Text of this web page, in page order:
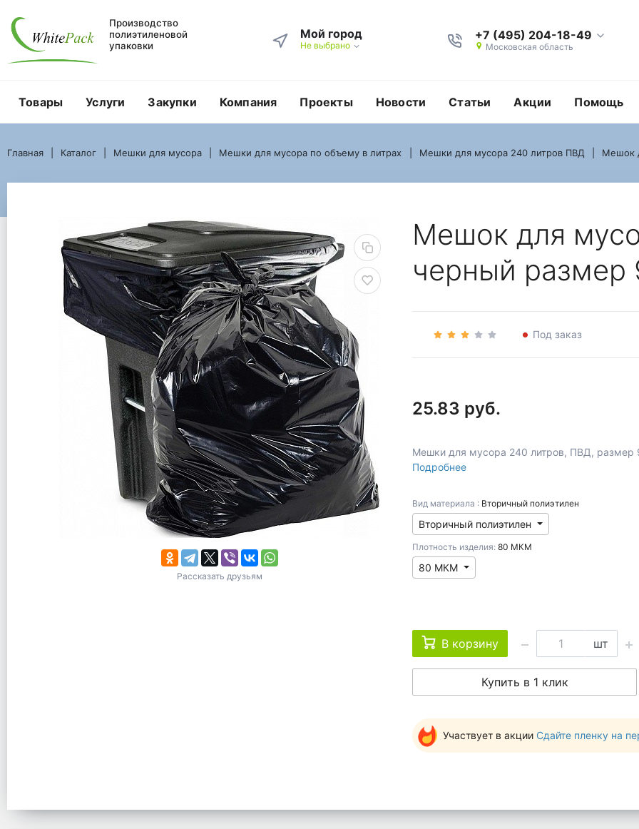
Производство
полиэтиленовой
упаковки
Мой город
Не выбрано
+7 (495) 204-18-49
Московская область
Товары Услуги Закупки Компания Проекты Новости Статьи Акции Помощь
Главная
Мешки для мусора по объему в литрах
Мешки для мусора 240 литров ПВД
Главная Каталог Мешки для мусора Мешки для мусора по объему в литрах Мешки для мусора 240 литров ПВД Мешок
Рассказать друзьям
Мешок для
черный
Под заказ
25.83 руб.
Мешки для мусора 240 литров, ПВД,
Подробнее
Вид материала : Вторичный полиэтилен
Вторичный полиэтилен
Плотность изделия: 80 МКМ
80 МКМ
В корзину шт
Купить в 1 клик
Участвует в акции Сдайте пленку на